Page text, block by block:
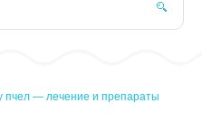
пчел — лечение и препараты